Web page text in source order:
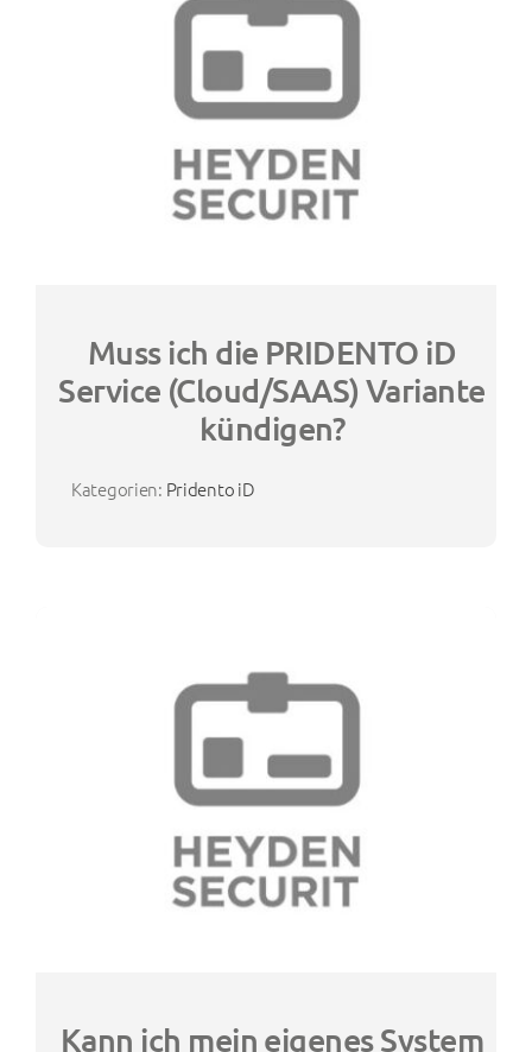
Muss ich die PRIDENTO iD
Service (Cloud/SAAS) Variante
kündigen?
Kategorien: Pridento iD
Kann ich mein eigenes System